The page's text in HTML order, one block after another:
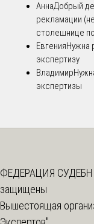
АннаДобрый
рекламации
столешнице
ЕвгенияНужна
экспертизу
Владимир
экспертизы
ФЕДЕРАЦИЯ
защищены
Вышестоящая